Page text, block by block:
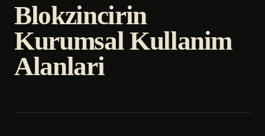
Blokzincirin
Kurumsal Kullanim
Alanlari